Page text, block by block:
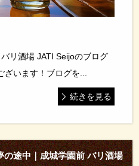
リ酒場 JATI Seijoのブログ
ざいます！ブログを...
続きを見る
途中｜成城学園前 バリ酒場